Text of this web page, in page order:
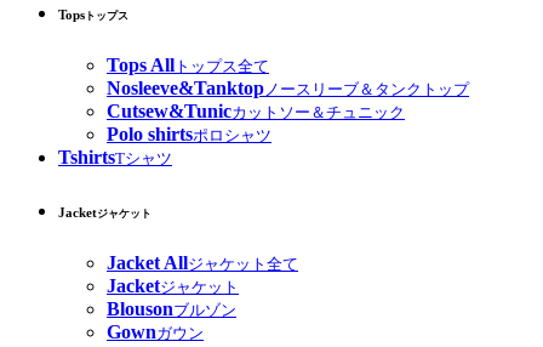
Tops トップス
Tops All トップス全て
Nosleeve&Tanktop ノースリーブ＆タンクトップ
Cutsew&Tunicカットソー＆チュニック
Polo shirtsポロシャツ
TshirtsTシャツ
Jacketジャケット
Jacket Allジャケット全て
Jacketジャケット
Blousonブルゾン
Gownガウン